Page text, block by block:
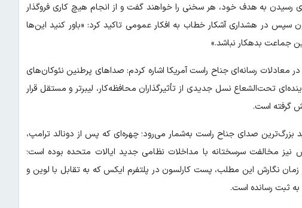
رسیدن به هدف خود، هر سخنی را خواهند گفت و از انجام هیچ کاری فروگذار
سپس در هشداری آشکار خطاب به افکار عمومی تاکید کرد: «باور کنید این‌ها
جماعت بدهکار نباشد.»
در معادلات رسانه‌ای جناح راست آمریکا اشاره کردم: صداهای پرطنین نئوکان‌های
تحت‌الشعاع نسل جدیدی از تأثیرگذاران محافظه‌کار، لیبرتر و مستقل قرار
گرفته است.
بزرگ‌ترین صدای جناح راست به‌شمار می‌رود؛ چهره‌ای که پس از دونالد ترامپ،
مخالفت سرسختانه با مداخلات نظامی جدید ایالات متحده بوده است؛
نگارش این مطلب، پست کارلسون در پلتفرم ایکس که به تقابل با لوین و